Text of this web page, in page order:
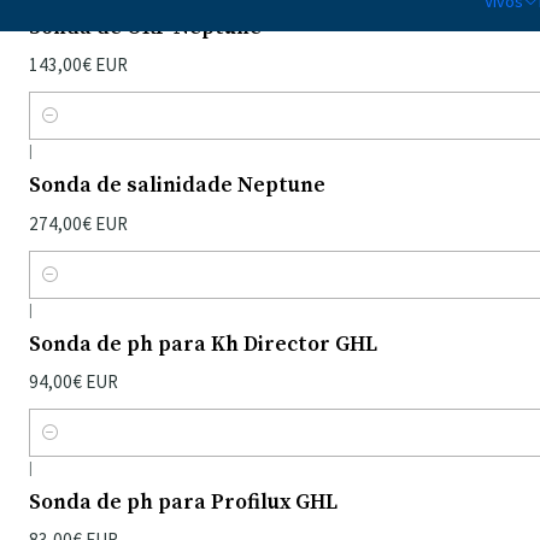
Sonda de ORP Neptune
143,00€ EUR
Quantidade
|
Sonda de salinidade Neptune
274,00€ EUR
Quantidade
|
Sonda de ph para Kh Director GHL
94,00€ EUR
Quantidade
|
Sonda de ph para Profilux GHL